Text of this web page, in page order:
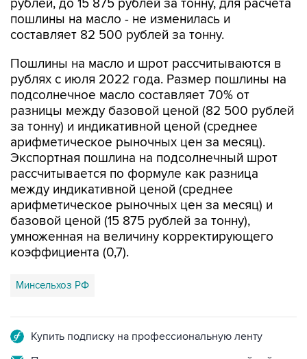
рублей, до 15 875 рублей за тонну, для расчета
пошлины на масло - не изменилась и
составляет 82 500 рублей за тонну.
Пошлины на масло и шрот рассчитываются в
рублях с июля 2022 года. Размер пошлины на
подсолнечное масло составляет 70% от
разницы между базовой ценой (82 500 рублей
за тонну) и индикативной ценой (среднее
арифметическое рыночных цен за месяц).
Экспортная пошлина на подсолнечный шрот
рассчитывается по формуле как разница
между индикативной ценой (среднее
арифметическое рыночных цен за месяц) и
базовой ценой (15 875 рублей за тонну),
умноженная на величину корректирующего
коэффициента (0,7).
Минсельхоз РФ
Купить подписку на профессиональную ленту